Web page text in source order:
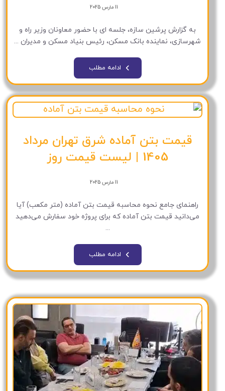
11 مارس 2025
به گزارش پرشین سازه، جلسه ای با حضور معاونان وزیر راه و
شهرسازی، نماینده بانک مسکن، رئیس بنیاد مسکن و مدیران ...
ادامه مطلب
قیمت بتن آماده شرق تهران مرداد
1405 | لیست قیمت روز
11 مارس 2025
راهنمای جامع نحوه محاسبه قیمت بتن آماده (متر مکعب) آیا
می‌دانید قیمت بتن آماده که برای پروژه خود سفارش می‌دهید
...
ادامه مطلب